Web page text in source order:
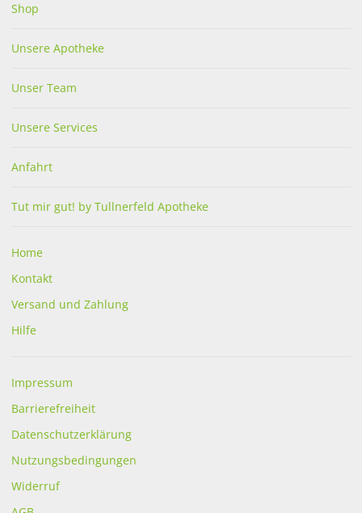
Creme 100 ml
€14,90 €2,76
ab€10,90
bestellbar
Shop
Unsere Apotheke
Unser Team
Unsere Services
Anfahrt
Tut mir gut! by Tullnerfeld Apotheke
Home
Kontakt
Versand und Zahlung
Hilfe
Impressum
Barrierefreiheit
Datenschutzerklärung
Nutzungsbedingungen
Widerruf